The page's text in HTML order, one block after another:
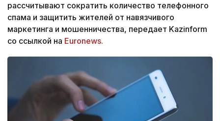
рассчитывают сократить количество телефонного
спама и защитить жителей от навязчивого
маркетинга и мошенничества, передает Kazinform
со ссылкой на Euronews.